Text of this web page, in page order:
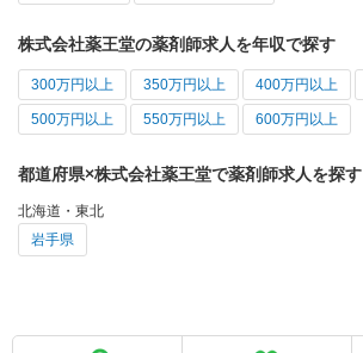
株式会社薬王堂の薬剤師求人を年収で探す
300万円以上 350万円以上 400万円以上
500万円以上 550万円以上 600万円以上
都道府県×株式会社薬王堂で薬剤師求人を探す
北海道・東北
岩手県